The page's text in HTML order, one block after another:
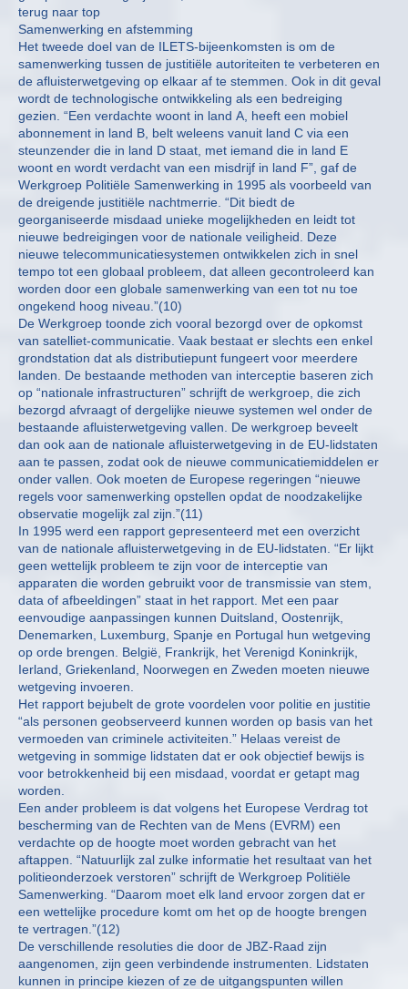
terug naar top
Samenwerking en afstemming
Het tweede doel van de ILETS-bijeenkomsten is om de
samenwerking tussen de justitiële autoriteiten te verbeteren en
de afluisterwetgeving op elkaar af te stemmen. Ook in dit geval
wordt de technologische ontwikkeling als een bedreiging
gezien. “Een verdachte woont in land A, heeft een mobiel
abonnement in land B, belt weleens vanuit land C via een
steunzender die in land D staat, met iemand die in land E
woont en wordt verdacht van een misdrijf in land F”, gaf de
Werkgroep Politiële Samenwerking in 1995 als voorbeeld van
de dreigende justitiële nachtmerrie. “Dit biedt de
georganiseerde misdaad unieke mogelijkheden en leidt tot
nieuwe bedreigingen voor de nationale veiligheid. Deze
nieuwe telecommunicatiesystemen ontwikkelen zich in snel
tempo tot een globaal probleem, dat alleen gecontroleerd kan
worden door een globale samenwerking van een tot nu toe
ongekend hoog niveau.”(10)
De Werkgroep toonde zich vooral bezorgd over de opkomst
van satelliet-communicatie. Vaak bestaat er slechts een enkel
grondstation dat als distributiepunt fungeert voor meerdere
landen. De bestaande methoden van interceptie baseren zich
op “nationale infrastructuren” schrijft de werkgroep, die zich
bezorgd afvraagt of dergelijke nieuwe systemen wel onder de
bestaande afluisterwetgeving vallen. De werkgroep beveelt
dan ook aan de nationale afluisterwetgeving in de EU-lidstaten
aan te passen, zodat ook de nieuwe communicatiemiddelen er
onder vallen. Ook moeten de Europese regeringen “nieuwe
regels voor samenwerking opstellen opdat de noodzakelijke
observatie mogelijk zal zijn.”(11)
In 1995 werd een rapport gepresenteerd met een overzicht
van de nationale afluisterwetgeving in de EU-lidstaten. “Er lijkt
geen wettelijk probleem te zijn voor de interceptie van
apparaten die worden gebruikt voor de transmissie van stem,
data of afbeeldingen” staat in het rapport. Met een paar
eenvoudige aanpassingen kunnen Duitsland, Oostenrijk,
Denemarken, Luxemburg, Spanje en Portugal hun wetgeving
op orde brengen. België, Frankrijk, het Verenigd Koninkrijk,
Ierland, Griekenland, Noorwegen en Zweden moeten nieuwe
wetgeving invoeren.
Het rapport bejubelt de grote voordelen voor politie en justitie
“als personen geobserveerd kunnen worden op basis van het
vermoeden van criminele activiteiten.” Helaas vereist de
wetgeving in sommige lidstaten dat er ook objectief bewijs is
voor betrokkenheid bij een misdaad, voordat er getapt mag
worden.
Een ander probleem is dat volgens het Europese Verdrag tot
bescherming van de Rechten van de Mens (EVRM) een
verdachte op de hoogte moet worden gebracht van het
aftappen. “Natuurlijk zal zulke informatie het resultaat van het
politieonderzoek verstoren” schrijft de Werkgroep Politiële
Samenwerking. “Daarom moet elk land ervoor zorgen dat er
een wettelijke procedure komt om het op de hoogte brengen
te vertragen.”(12)
De verschillende resoluties die door de JBZ-Raad zijn
aangenomen, zijn geen verbindende instrumenten. Lidstaten
kunnen in principe kiezen of ze de uitgangspunten willen